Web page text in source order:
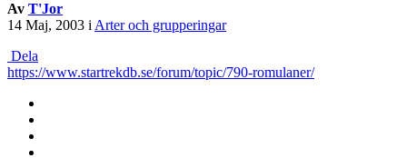
Av T'Jor
14 Maj, 2003 iArter och grupperingar
Dela
https://www.startrekdb.se/forum/topic/790-romulaner/